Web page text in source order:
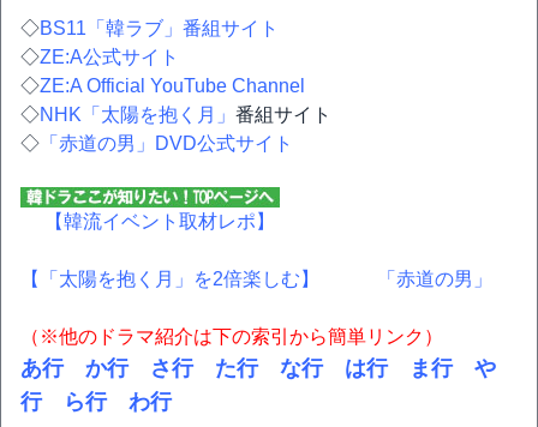
◇BS11「韓ラブ」番組サイト
◇ZE:A公式サイト
◇ZE:A Official YouTube Channel
◇NHK「太陽を抱く月」 番組サイト
◇ 「赤道の男」DVD公式サイト
【韓流イベント取材レポ】
【「太陽を抱く月」を2倍楽しむ】 「赤道の男」
（※他のドラマ紹介は下の索引から簡単リンク）
あ行 か行 さ行 た行 な行 は行 ま行
や
行
ら行 わ行